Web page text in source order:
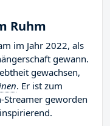
Ruhm
im Jahr 2022, als
gewann.
gewachsen,
. Er ist zum
geworden